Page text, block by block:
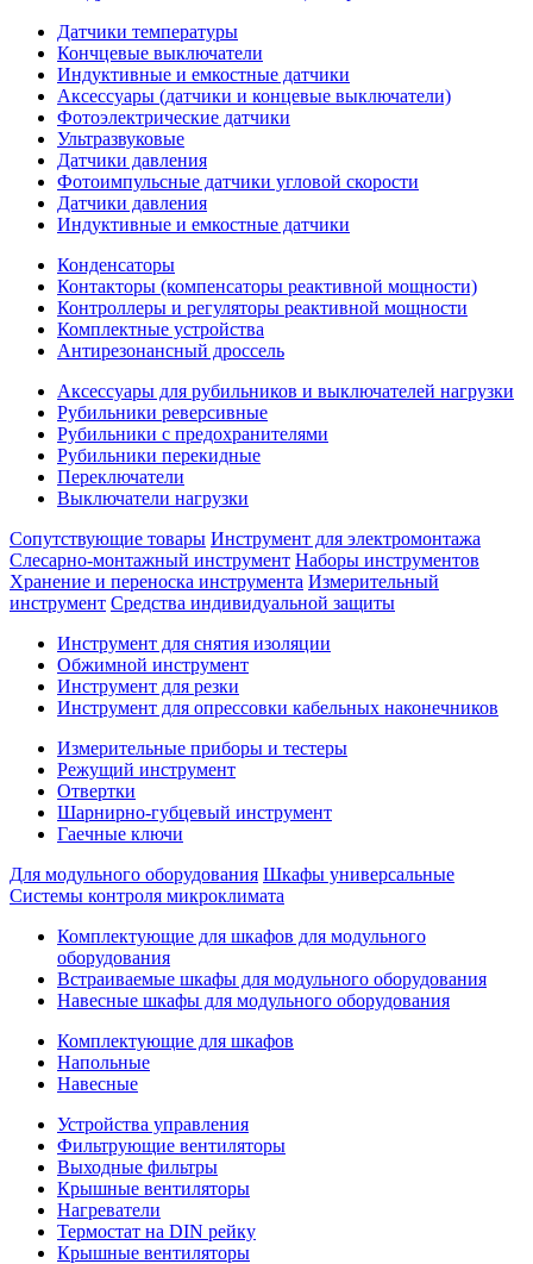
Датчики температуры
Кончцевые выключатели
Индуктивные и емкостные датчики
Аксессуары (датчики и концевые выключатели)
Фотоэлектрические датчики
Ультразвуковые
Датчики давления
Фотоимпульсные датчики угловой скорости
Датчики давления
Индуктивные и емкостные датчики
Конденсаторы
Контакторы (компенсаторы реактивной мощности)
Контроллеры и регуляторы реактивной мощности
Комплектные устройства
Антирезонансный дроссель
Аксессуары для рубильников и выключателей нагрузки
Рубильники реверсивные
Рубильники с предохранителями
Рубильники перекидные
Переключатели
Выключатели нагрузки
Сопутствующие товары Инструмент для электромонтажа
Слесарно-монтажный инструмент Наборы инструментов
Хранение и переноска инструмента Измерительный
инструмент Средства индивидуальной защиты
Инструмент для снятия изоляции
Обжимной инструмент
Инструмент для резки
Инструмент для опрессовки кабельных наконечников
Измерительные приборы и тестеры
Режущий инструмент
Отвертки
Шарнирно-губцевый инструмент
Гаечные ключи
Для модульного оборудования Шкафы универсальные
Системы контроля микроклимата
Комплектующие для шкафов для модульного
оборудования
Встраиваемые шкафы для модульного оборудования
Навесные шкафы для модульного оборудования
Комплектующие для шкафов
Напольные
Навесные
Устройства управления
Фильтрующие вентиляторы
Выходные фильтры
Крышные вентиляторы
Нагреватели
Термостат на DIN рейку
Крышные вентиляторы